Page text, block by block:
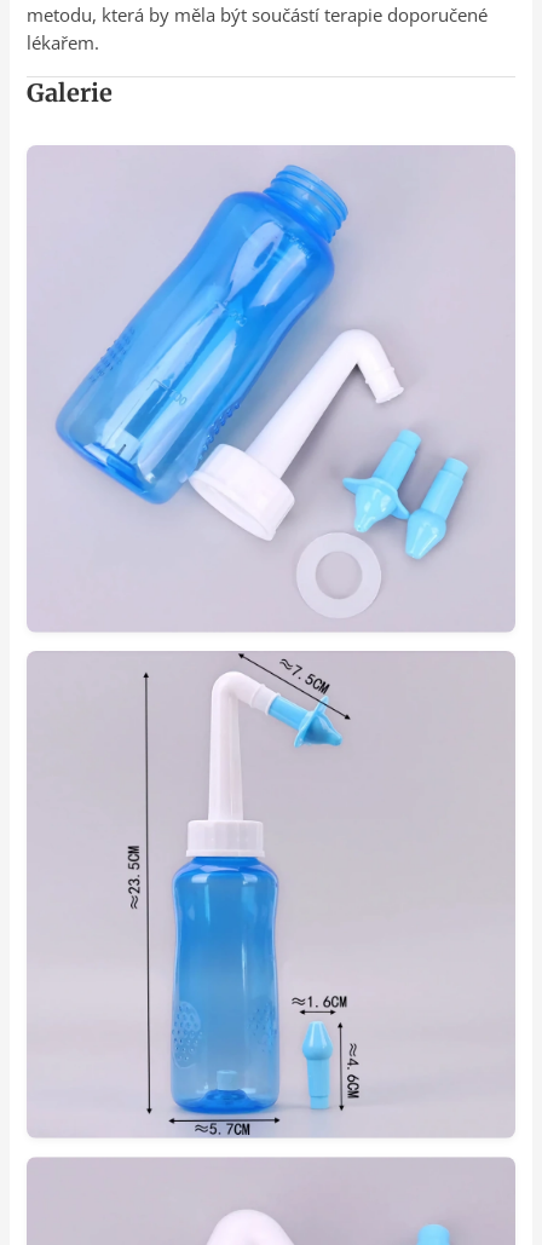
metodu, která by měla být součástí terapie doporučené
lékařem.
Galerie